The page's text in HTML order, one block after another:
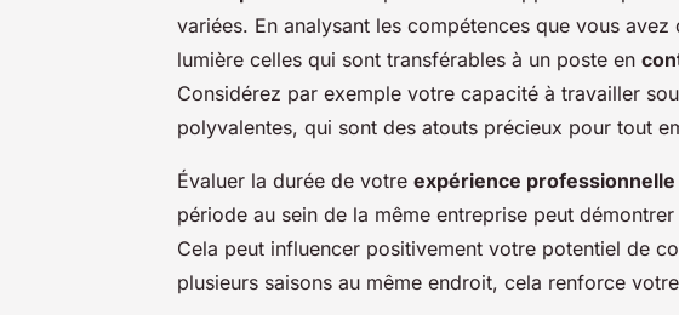
variées. En analysant les compétences que vous
lumière celles qui sont transférables à un poste en
Considérez par exemple votre capacité à travailler
polyvalentes, qui sont des atouts précieux pour tout
Évaluer la durée de votre expérience professionnelle
période au sein de la même entreprise peut
Cela peut influencer positivement votre potentiel de
plusieurs saisons au même endroit, cela renforce